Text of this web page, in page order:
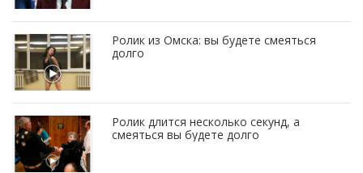
Ролик из Омска: вы будете смеяться
долго
Ролик длится несколько секунд, а
смеяться вы будете долго